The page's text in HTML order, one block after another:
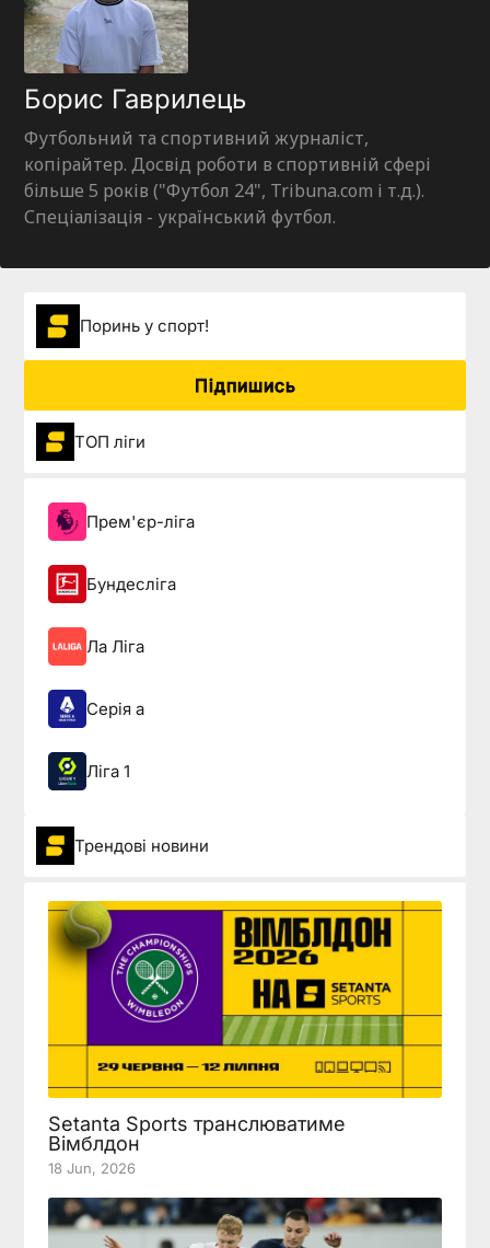
Борис Гаврилець
Футбольний та спортивний журналіст,
копірайтер. Досвід роботи в спортивній сфері
більше 5 років ("Футбол 24", Tribuna.com і т.д.).
Спеціалізація - український футбол.
Поринь у спорт!
Підпишись
ТОП ліги
Прем'єр-ліга
Бундесліга
Ла Ліга
Серія а
Ліга 1
Трендові новини
Setanta Sports транслюватиме
Вімблдон
18 Jun, 2026